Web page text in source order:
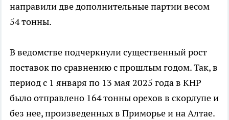
направили две дополнительные партии весом
54 тонны.
В ведомстве подчеркнули существенный рост
поставок по сравнению с прошлым годом. Так, в
период с 1 января по 13 мая 2025 года в КНР
было отправлено 164 тонны орехов в скорлупе и
без нее, произведенных в Приморье и на Алтае.